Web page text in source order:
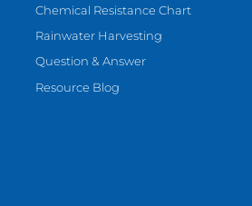
Chemical Resistance Chart
Rainwater Harvesting
Question & Answer
Resource Blog